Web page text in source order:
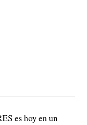
es hoy en un